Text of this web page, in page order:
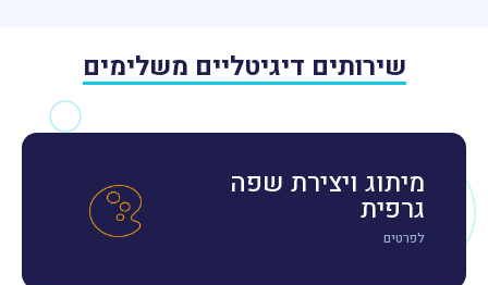
שירותים דיגיטליים משלימים
מיתוג ויצירת שפה
גרפית
לפרטים